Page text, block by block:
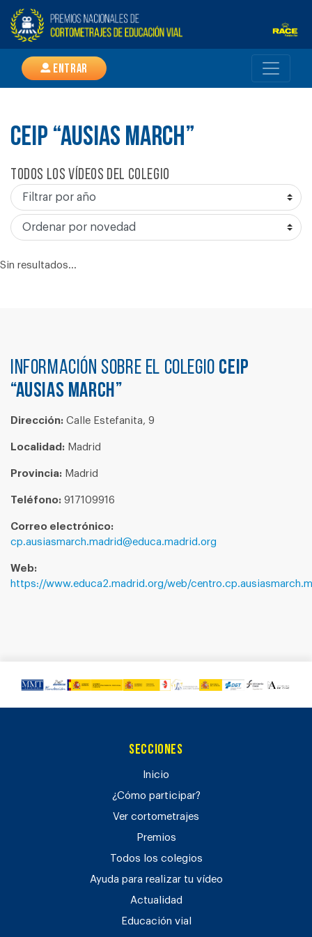
Entrar
CEIP “AUSIAS MARCH”
Todos los vídeos del colegio
Sin resultados...
Información sobre el colegio CEIP
“AUSIAS MARCH”
Dirección: Calle Estefanita, 9
Localidad: Madrid
Provincia: Madrid
Teléfono: 917109916
Correo electrónico:
cp.ausiasmarch.madrid@educa.madrid.org
Web:
https://www.educa2.madrid.org/web/
Secciones
Inicio
¿Cómo participar?
Ver cortometrajes
Premios
Todos los colegios
Ayuda para realizar tu vídeo
Actualidad
Educación vial